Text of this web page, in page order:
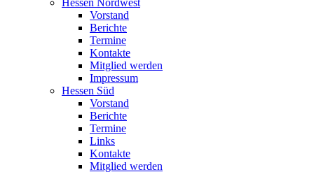
Hessen Nordwest
Vorstand
Berichte
Termine
Kontakte
Mitglied werden
Impressum
Hessen Süd
Vorstand
Berichte
Termine
Links
Kontakte
Mitglied werden